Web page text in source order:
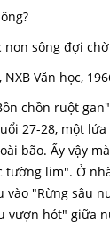
non sông đợi
Văn học,
chồn ruột
27-28, một
bão. Ấy vậy
lim". Ở
"Rừng sâu
vượn hót" giữa